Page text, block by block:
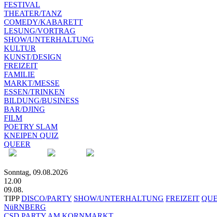
FESTIVAL
THEATER/TANZ
COMEDY/KABARETT
LESUNG/VORTRAG
SHOW/UNTERHALTUNG
KULTUR
KUNST/DESIGN
FREIZEIT
FAMILIE
MARKT/MESSE
ESSEN/TRINKEN
BILDUNG/BUSINESS
BAR/DJING
FILM
POETRY SLAM
KNEIPEN QUIZ
QUEER
Sonntag, 09.08.2026
12.00
09.08.
TIPP DISCO/PARTY SHOW/UNTERHALTUNG FREIZEIT
NüRNBERG